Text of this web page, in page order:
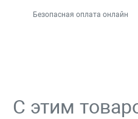
Безопасная оплата онлайн
С этим